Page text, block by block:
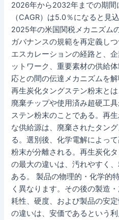
2026年から2032年までの期間
（CAGR）は5.0％になると見
2025年の米国関税メカニズム
ガバナンスの規範を再定義し
エスカレーションの経路と、
ットワーク、重要素材の供給
応との間の伝達メカニズムを解
再生炭化タングステン粉末と
廃棄チップや使用済み超硬工
ステン粉末のことである。再
な供給源は、廃棄されたタン
る。選別後、化学電解によっ
粉末が分離される。再生炭化
の最大の違いは、汚れやすく
ある。 製品の物理的・化学的
く異なります。その後の製造
耗性、硬度、および製品の安
の違いは、安価であるという